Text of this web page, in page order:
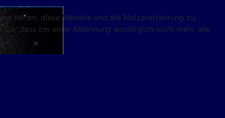
helfen, diese Website und die Nutzererfahrung zu
dass bei einer Ablehnung womöglich nicht mehr alle